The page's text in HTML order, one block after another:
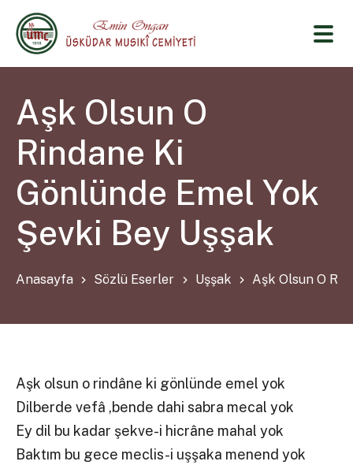
Aşk Olsun O
Rindane Ki
Gönlünde Emel Yok
Şevki Bey Uşşak
Anasayfa Sözlü Eserler Uşşak Aşk Olsun O
Aşk olsun o rindâne ki gönlünde emel yok
Dilberde vefâ ,bende dahi sabra mecal yok
Ey dil bu kadar şekve-i hicrâne mahal yok
Baktım bu gece meclis-i uşşaka menend yok